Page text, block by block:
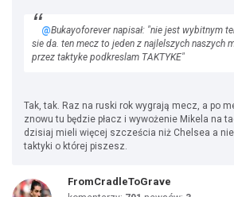
@Bukayoforever napisał: "nie jest wybitnym
sie da. ten mecz to jeden z najlelszych naszych
przez taktyke podkreslam TAKTYKE"
Tak, tak. Raz na ruski rok wygrają mecz, a po
znowu tu będzie płacz i wywożenie Mikela na
dzisiaj mieli więcej szcześcia niż Chelsea a
taktyki o której piszesz.
FromCradleToGrave